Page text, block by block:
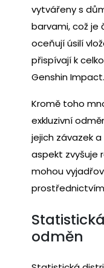
vytvářeny s
barvami, což je
oceňují úsilí
přispívají k
Genshin Impact.
Kromě toho
exkluzivní
jejich závazek
aspekt zvyšuje
mohou
odměn